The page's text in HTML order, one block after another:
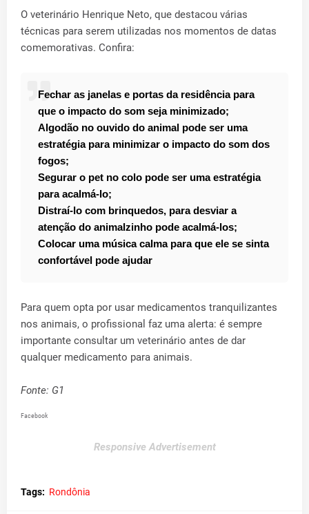
O veterinário Henrique Neto, que destacou várias
técnicas para serem utilizadas nos momentos de datas
comemorativas. Confira:
Fechar as janelas e portas da residência para
que o impacto do som seja minimizado;
Algodão no ouvido do animal pode ser uma
estratégia para minimizar o impacto do som dos
fogos;
Segurar o pet no colo pode ser uma estratégia
para acalmá-lo;
Distraí-lo com brinquedos, para desviar a
atenção do animalzinho pode acalmá-los;
Colocar uma música calma para que ele se sinta
confortável pode ajudar
Para quem opta por usar medicamentos tranquilizantes
nos animais, o profissional faz uma alerta: é sempre
importante consultar um veterinário antes de dar
qualquer medicamento para animais.
Fonte: G1
Facebook
Responsive Advertisement
Tags: Rondônia